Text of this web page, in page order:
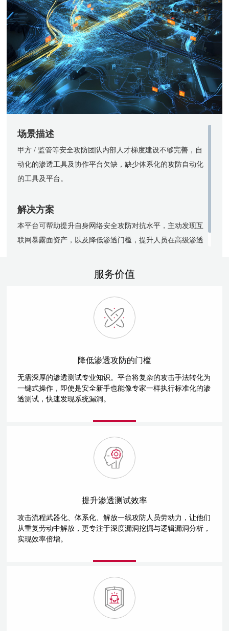
场景描述
甲方 / 监管等安全攻防团队内部人才梯度建设不够完善，自
动化的渗透工具及协作平台欠缺，缺少体系化的攻防自动化
的工具及平台。
解决方案
本平台可帮助提升自身网络安全攻防对抗水平，主动发现互
联网暴露面资产，以及降低渗透门槛，提升人员在高级渗透
服务价值
降低渗透攻防的门槛
无需深厚的渗透测试专业知识。平台将复杂的攻击手法转化为
一键式操作，即使是安全新手也能像专家一样执行标准化的渗
透测试，快速发现系统漏洞。
提升渗透测试效率
攻击流程武器化、体系化、解放一线攻防人员劳动力，让他们
从重复劳动中解放，更专注于深度漏洞挖掘与逻辑漏洞分析，
实现效率倍增。